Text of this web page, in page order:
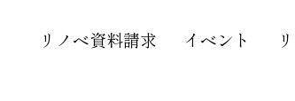
リノベ資料請求 イベント